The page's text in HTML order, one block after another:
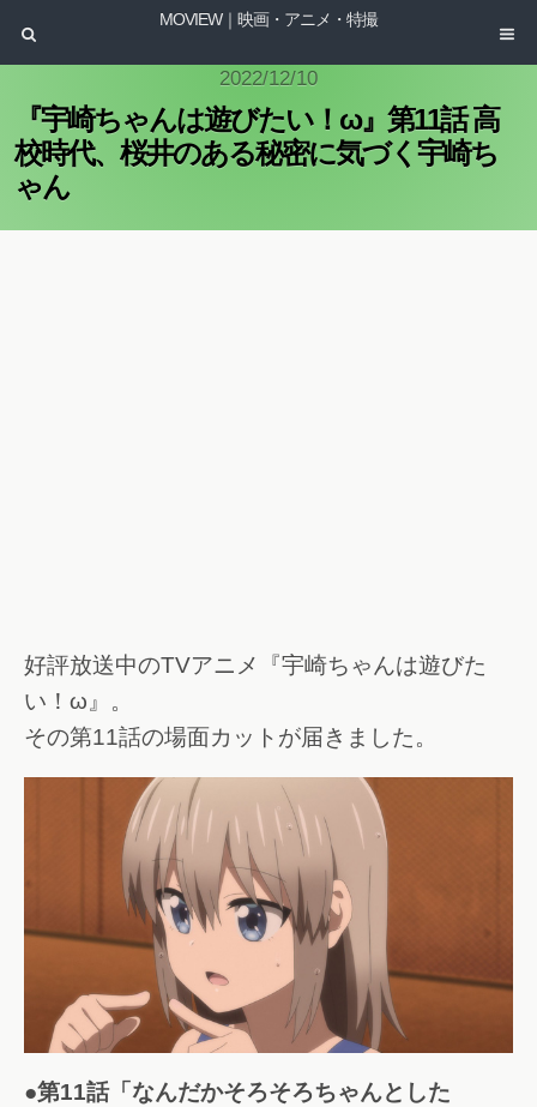
MOVIEW｜映画・アニメ・特撮
2022/12/10
『宇崎ちゃんは遊びたい！ω』第11話 高
校時代、桜井のある秘密に気づく宇崎ち
ゃん
好評放送中のTVアニメ『宇崎ちゃんは遊びた
い！ω』。
その第11話の場面カットが届きました。
●第11話「なんだかそろそろちゃんとした